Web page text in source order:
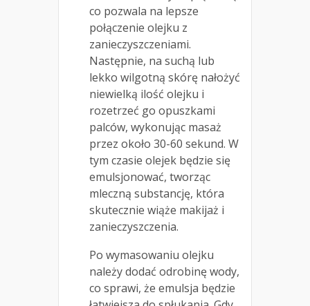
co pozwala na lepsze
połączenie olejku z
zanieczyszczeniami.
Następnie, na suchą lub
lekko wilgotną skórę nałożyć
niewielką ilość olejku i
rozetrzeć go opuszkami
palców, wykonując masaż
przez około 30-60 sekund. W
tym czasie olejek będzie się
emulsjonować, tworząc
mleczną substancję, która
skutecznie wiąże makijaż i
zanieczyszczenia.
Po wymasowaniu olejku
należy dodać odrobinę wody,
co sprawi, że emulsja będzie